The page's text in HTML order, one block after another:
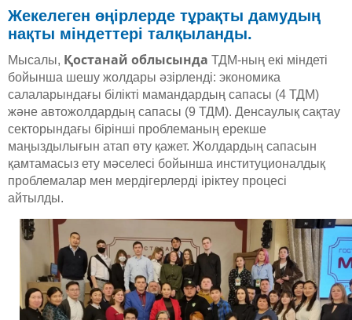
Жекелеген өңірлерде тұрақты дамудың
нақты міндеттері талқыланды.
Мысалы, Қостанай облысында ТДМ-ның екі міндеті
бойынша шешу жолдары әзірленді: экономика
салаларындағы білікті мамандардың сапасы (4 ТДМ)
және автожолдардың сапасы (9 ТДМ). Денсаулық сақтау
секторындағы бірінші проблеманың ерекше
маңыздылығын атап өту қажет. Жолдардың сапасын
қамтамасыз ету мәселесі бойынша институционалдық
проблемалар мен мердігерлерді іріктеу процесі
айтылды.